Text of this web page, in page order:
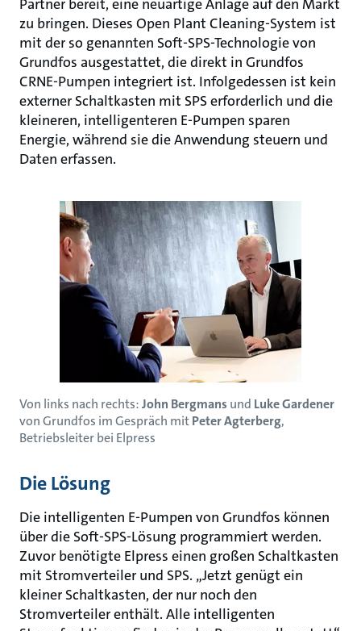
zu bringen. Dieses Open Plant Cleaning-System ist
mit der so genannten Soft-SPS-Technologie von
Grundfos ausgestattet, die direkt in Grundfos
CRNE-Pumpen integriert ist. Infolgedessen ist kein
externer Schaltkasten mit SPS erforderlich und die
kleineren, intelligenteren E-Pumpen sparen
Energie, während sie die Anwendung steuern und
Daten erfassen.
Von links nach rechts:John Bergmans und Luke Gardener
von Grundfos im Gespräch mitPeter Agterberg,
Betriebsleiter bei Elpress
Die Lösung
Die intelligenten E-Pumpen von Grundfos können
über die Soft-SPS-Lösung programmiert werden.
Zuvor benötigte Elpress einen großen Schaltkasten
mit Stromverteiler und SPS. „Jetzt genügt ein
kleiner Schaltkasten, der nur noch den
Stromverteiler enthält. Alle intelligenten